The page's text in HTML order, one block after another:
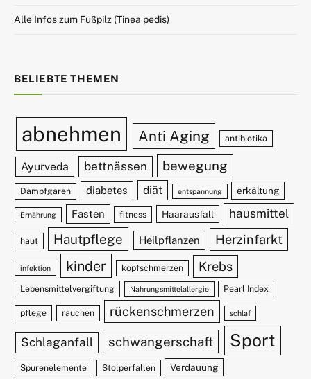
Alle Infos zum Fußpilz (Tinea pedis)
BELIEBTE THEMEN
abnehmen Anti Aging antibiotika
Ayurveda bettnässen bewegung
Dampfgaren diabetes diät entspannung erkältung
Ernährung Fasten fitness Haarausfall hausmittel
haut Hautpflege Heilpflanzen Herzinfarkt
infektion kinder kopfschmerzen Krebs
Lebensmittelvergiftung Nahrungsmittelallergie Pearl Index
pflege rauchen rückenschmerzen schlaf
Schlaganfall schwangerschaft Sport
Spurenelemente Stolperfallen Verdauung